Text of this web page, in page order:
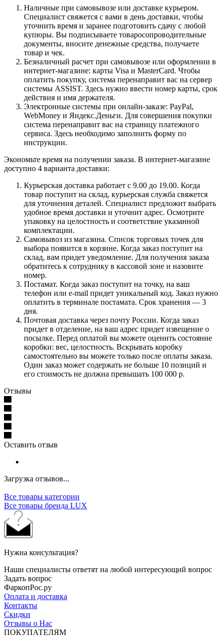
Наличные при самовывозе или доставке курьером.
Специалист свяжется с вами в день доставки, чтобы
уточнить время и заранее подготовить сдачу с любой
купюры. Вы подписываете товаросопроводительные
документы, вносите денежные средства, получаете
товар и чек.
Безналичный расчет при самовывозе или оформлении в
интернет-магазине: карты Visa и MasterCard. Чтобы
оплатить покупку, система перенаправит вас на сервер
системы ASSIST. Здесь нужно ввести номер карты, срок
действия и имя держателя.
Электронные системы при онлайн-заказе: PayPal,
WebMoney и Яндекс.Деньги. Для совершения покупки
система перенаправит вас на страницу платежного
сервиса. Здесь необходимо заполнить форму по
инструкции.
Экономьте время на получении заказа. В интернет-магазине
доступно 4 варианта доставки:
Курьерская доставка работает с 9.00 до 19.00. Когда
товар поступит на склад, курьерская служба свяжется
для уточнения деталей. Специалист предложит выбрать
удобное время доставки и уточнит адрес. Осмотрите
упаковку на целостность и соответствие указанной
комплектации.
Самовывоз из магазина. Список торговых точек для
выбора появится в корзине. Когда заказ поступит на
склад, вам придет уведомление. Для получения заказа
обратитесь к сотруднику в кассовой зоне и назовите
номер.
Постамат. Когда заказ поступит на точку, на ваш
телефон или e-mail придет уникальный код. Заказ нужно
оплатить в терминале постамата. Срок хранения — 3
дня.
Почтовая доставка через почту России. Когда заказ
придет в отделение, на ваш адрес придет извещение о
посылке. Перед оплатой вы можете оценить состояние
коробки: вес, целостность. Вскрывать коробку
самостоятельно вы можете только после оплаты заказа.
Один заказ может содержать не больше 10 позиций и
его стоимость не должна превышать 100 000 р.
Отзывы
Оставить отзыв
Загрузка отзывов...
Все товары категории
Все товары бренда LUX
Нужна консультация?
Наши специалисты ответят на любой интересующий вопрос
Задать вопрос
ФаркопРос.ру
Оплата и доставка
Контакты
Скидки
Отзывы о Нас
ПОКУПАТЕЛЯМ